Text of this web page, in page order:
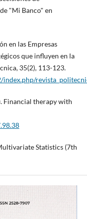
"Mi Banco" en
en las Empresas
que influyen en la
35(2), 113-123.
index.php/
Financial therapy with
Statistics (7th